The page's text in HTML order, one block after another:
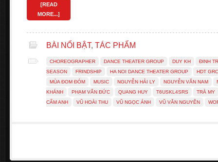
[READ
MORE...]
BÀI NỔI BẬT, TÁC PHẨM
CHOREOGRAPHER DANCE THEATER GROUP DUY KH
ĐINH
SEASON
FRINDSHIP HA NOI DANCE THEATER GROUP
HDT
MÙA ĐOM ĐÓM
MUSIC NGUYỄN HẢI LY NGUYỄN VĂN NAM
KHÁNH
PHẠM VĂN ĐỨC QUANG HUY T6USKL4SRS
TRÀ MY
CẨM ANH
VŨ HOÀI THU VŨ NGỌC ÁNH VŨ VĂN NGUYÊN